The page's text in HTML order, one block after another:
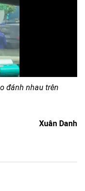
đánh nhau trên
Xuân Danh